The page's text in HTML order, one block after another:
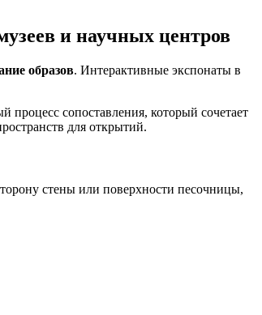
и научных центров
образов. Интерактивные экспонаты в
сопоставления, который сочетает
для открытий.
стены или поверхности песочницы,